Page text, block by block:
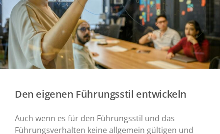
Den eigenen Führungsstil entwickeln
Auch wenn es für den Führungsstil und das
Führungsverhalten keine allgemein gültigen und